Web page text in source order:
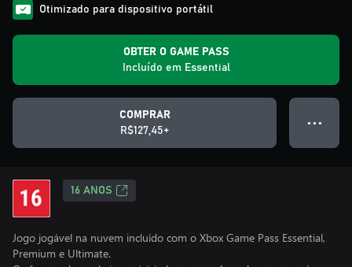
Otimizado para dispositivo portátil
OBTER O GAME PASS
Incluído em Essential
COMPRAR
R$127,45+
● ● ●
16 ANOS
Jogo jogável na nuvem incluído com o Xbox Game Pass Essential,
Premium e Ultimate.